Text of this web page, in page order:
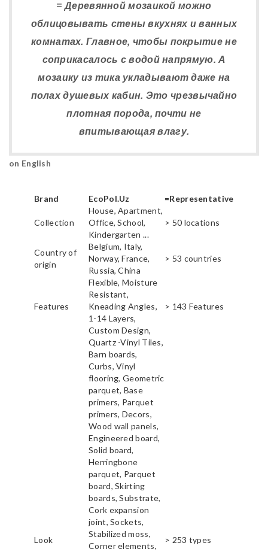
= Деревянной мозаикой можно
облицовывать стены вкухнях и ванных
комнатах. Главное, чтобы покрытие не
соприкасалось с водой напрямую. А
мозаику из тика укладывают даже на
полах душевых кабин. Это чрезвычайно
плотная порода, почти не
впитывающая влагу.
on English
Brand EcoPol.Uz =Representative
Collection
House, Apartment,
Office, School,
Kindergarten ...
> 50 locations
Country of
origin
Belgium, Italy,
Norway, France,
Russia, China
> 53 countries
Features
Flexible, Moisture
Resistant,
Kneading Angles,
1-14 Layers,
Custom Design,
> 143 Features
Look
Quartz -Vinyl Tiles,
Barn boards,
Curbs, Vinyl
flooring, Geometric
parquet, Base
primers, Parquet
primers, Decors,
Wood wall panels,
Engineered board,
Solid board,
Herringbone
parquet, Parquet
board, Skirting
boards, Substrate,
Cork expansion
joint, Sockets,
Stabilized moss,
Corner elements,
> 253 types